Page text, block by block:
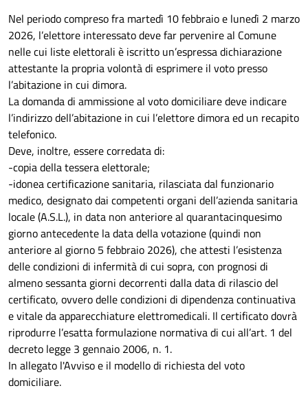
Nel periodo compreso fra martedì 10 febbraio e lunedì 2 marzo
2026, l’elettore interessato deve far pervenire al Comune
nelle cui liste elettorali è iscritto un’espressa dichiarazione
attestante la propria volontà di esprimere il voto presso
l’abitazione in cui dimora.
La domanda di ammissione al voto domiciliare deve indicare
l’indirizzo dell’abitazione in cui l’elettore dimora ed un recapito
telefonico.
Deve, inoltre, essere corredata di:
-copia della tessera elettorale;
-idonea certificazione sanitaria, rilasciata dal funzionario
medico, designato dai competenti organi dell’azienda sanitaria
locale (A.S.L.), in data non anteriore al quarantacinquesimo
giorno antecedente la data della votazione (quindi non
anteriore al giorno 5 febbraio 2026), che attesti l’esistenza
delle condizioni di infermità di cui sopra, con prognosi di
almeno sessanta giorni decorrenti dalla data di rilascio del
certificato, ovvero delle condizioni di dipendenza continuativa
e vitale da apparecchiature elettromedicali. Il certificato dovrà
riprodurre l’esatta formulazione normativa di cui all’art. 1 del
decreto legge 3 gennaio 2006, n. 1.
In allegato l'Avviso e il modello di richiesta del voto
domiciliare.